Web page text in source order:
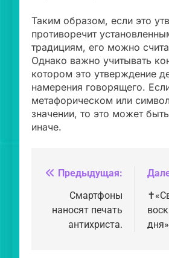
Таким образом, если это
противоречит
традициям, его можно
Однако важно учитывать
котором это утверждение
намерения говорящего.
метафорическом или
значении, то это может
иначе.
Навигация
записям
Предыдущая:
Смартфоны
наносят печать
антихриста.
дня»